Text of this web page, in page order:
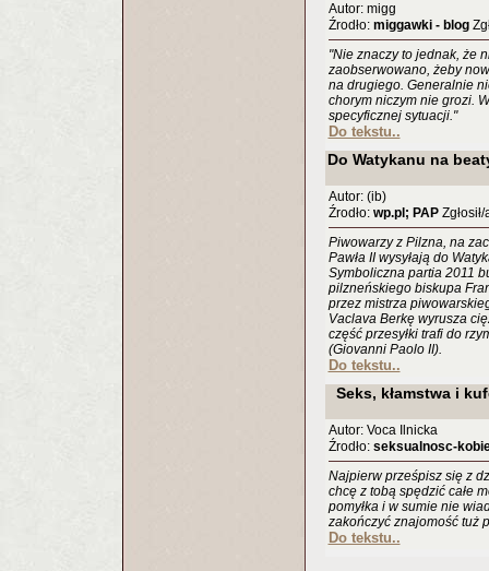
Autor: migg
Źrodło: miggawki - blog
"Nie znaczy to jednak, że
zaobserwowano, żeby
na drugiego. Generalnie
chorym niczym nie grozi.
specyficznej sytuacji."
Do tekstu..
Do Watykanu na
Autor: (ib)
Źrodło: wp.pl; PAP
Piwowarzy z Pilzna, na
Pawła II wysyłają do
Symboliczna partia 2011
pilzneńskiego biskupa
przez mistrza
Vaclava Berkę wyrusza
część przesyłki trafi do
(Giovanni Paolo II).
Do tekstu..
Seks, kłamstwa i
Autor: Voca Ilnicka
Źrodło: seksualnosc-
Najpierw prześpisz się z
chcę z tobą spędzić całe
pomyłka i w sumie nie
zakończyć znajomość tuż
Do tekstu..